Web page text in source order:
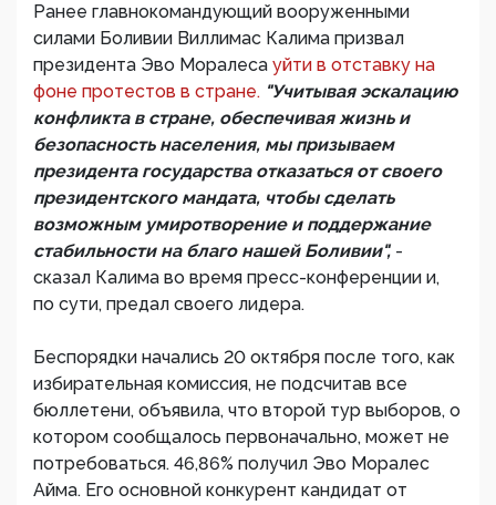
Ранее главнокомандующий вооруженными
силами Боливии Виллимас Калима призвал
президента Эво Моралеса уйти в отставку на
фоне протестов в стране. "Учитывая эскалацию
конфликта в стране, обеспечивая жизнь и
безопасность населения, мы призываем
президента государства отказаться от своего
президентского мандата, чтобы сделать
возможным умиротворение и поддержание
стабильности на благо нашей Боливии", -
сказал Калима во время пресс-конференции и,
по сути, предал своего лидера.
Беспорядки начались 20 октября после того, как
избирательная комиссия, не подсчитав все
бюллетени, объявила, что второй тур выборов, о
котором сообщалось первоначально, может не
потребоваться. 46,86% получил Эво Моралес
Айма. Его основной конкурент кандидат от